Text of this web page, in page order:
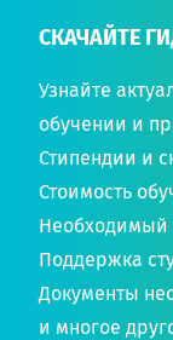
СКАЧАЙТЕ
Узнайте
обучении и
Стипендии и
Стоимость
Необходимый
Поддержка
Документы
и многое